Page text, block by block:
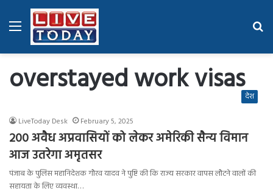
Menu
overstayed work visasदेश
LiveToday Desk February 5, 2025
200 अवैध अप्रवासियों को लेकर अमेरिकी सैन्य विमान
आज उतरेगा अमृतसर
पंजाब के पुलिस महानिदेशक गौरव यादव ने पुष्टि की कि राज्य सरकार वापस लौटने वालों की
सहायता के लिए व्यवस्था…